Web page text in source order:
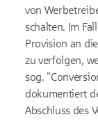
von
schalten. Im
Provision an
zu verfolgen,
sog.
dokumentiert
Abschluss des